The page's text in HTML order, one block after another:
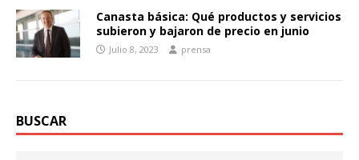
Canasta básica: Qué productos y servicios
subieron y bajaron de precio en junio
Julio 8, 2023 prensa
BUSCAR